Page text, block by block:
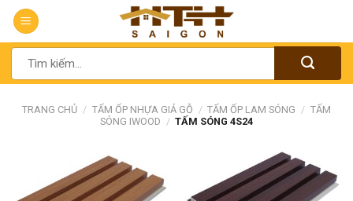
Chuyển
đến
nộiTìm
kiếm:
TRANG CHỦ / TẤM ỐP NHỰA GIẢ GỖ / TẤM ỐP LAM SÓNG / TẤM
SÓNG IWOOD / TẤM SÓNG 4S24